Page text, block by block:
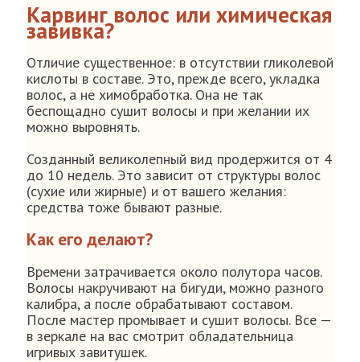
Карвинг волос или химическая
завивка?
Отличие существенное: в отсутствии гликолевой
кислоты в составе. Это, прежде всего, укладка
волос, а не химобработка. Она не так
беспощадно сушит волосы и при желании их
можно выровнять.
Созданный великолепный вид продержится от 4
до 10 недель. Это зависит от структуры волос
(сухие или жирные) и от вашего желания:
средства тоже бывают разные.
Как его делают?
Времени затрачивается около полутора часов.
Волосы накручивают на бигуди, можно разного
калибра, а после обрабатывают составом.
После мастер промывает и сушит волосы. Все —
в зеркале на вас смотрит обладательница
игривых завитушек.